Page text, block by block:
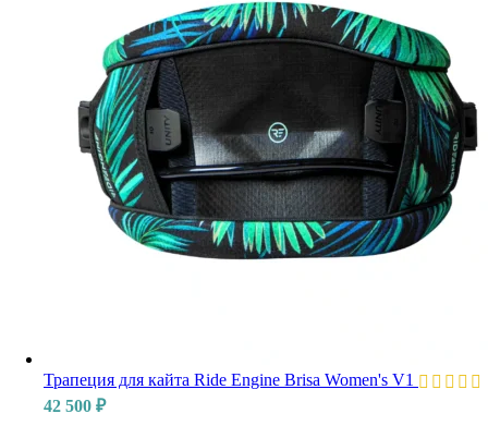
Трапеция для кайта Ride Engine Brisa Women's V1
42 500 ₽